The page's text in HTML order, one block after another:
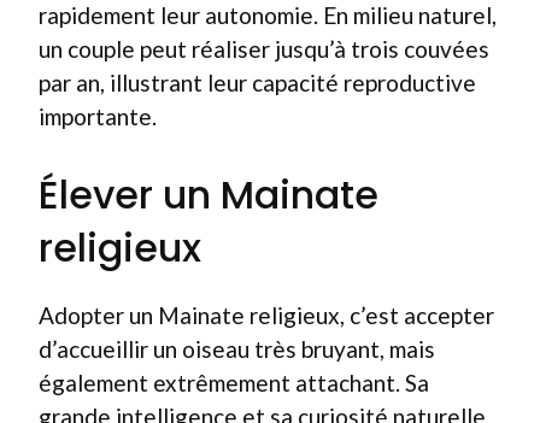
rapidement leur autonomie. En milieu naturel,
un couple peut réaliser jusqu’à trois couvées
par an, illustrant leur capacité reproductive
importante.
Élever un Mainate
religieux
Adopter un Mainate religieux, c’est accepter
d’accueillir un oiseau très bruyant, mais
également extrêmement attachant. Sa
grande intelligence et sa curiosité naturelle